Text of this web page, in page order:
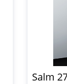
Salm